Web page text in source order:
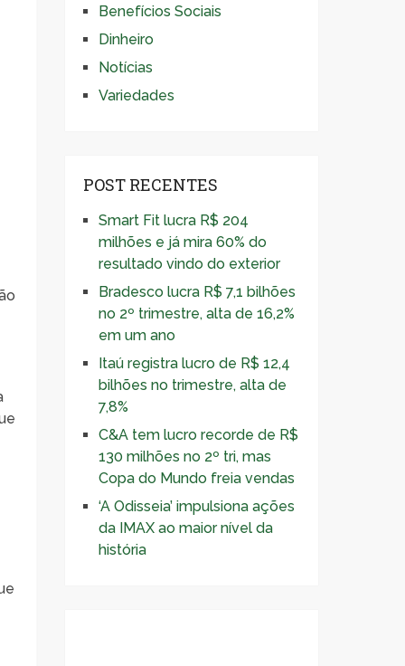
Benefícios Sociais
Dinheiro
Notícias
Variedades
POST RECENTES
Smart Fit lucra R$ 204
milhões e já mira 60% do
resultado vindo do exterior
Bradesco lucra R$ 7,1 bilhões
no 2º trimestre, alta de 16,2%
em um ano
Itaú registra lucro de R$ 12,4
bilhões no trimestre, alta de
7,8%
C&A tem lucro recorde de R$
130 milhões no 2º tri, mas
Copa do Mundo freia vendas
‘A Odisseia’ impulsiona ações
da IMAX ao maior nível da
história